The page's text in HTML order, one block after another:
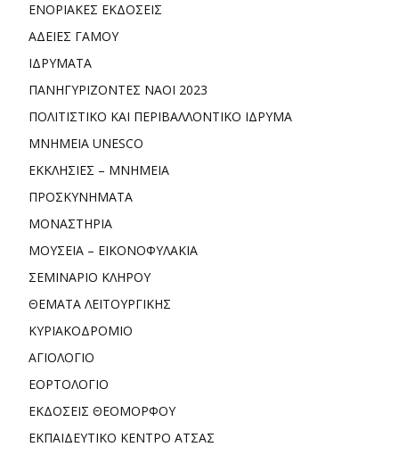
ΕΝΟΡΙΑΚΕΣ ΕΚΔΟΣΕΙΣ
ΑΔΕΙΕΣ ΓΑΜΟΥ
ΙΔΡΥΜΑΤΑ
ΠΑΝΗΓΥΡΙΖΟΝΤΕΣ ΝΑΟΙ 2023
ΠΟΛΙΤΙΣΤΙΚΟ ΚΑΙ ΠΕΡΙΒΑΛΛΟΝΤΙΚΟ ΙΔΡΥΜΑ
ΜΝΗΜΕΙΑ UNESCO
ΕΚΚΛΗΣΙΕΣ – ΜΝΗΜΕΙΑ
ΠΡΟΣΚΥΝΗΜΑΤΑ
ΜΟΝΑΣΤΗΡΙΑ
ΜΟΥΣΕΙΑ – ΕΙΚΟΝΟΦΥΛΑΚΙΑ
ΣΕΜΙΝΑΡΙΟ ΚΛΗΡΟΥ
ΘΕΜΑΤΑ ΛΕΙΤΟΥΡΓΙΚΗΣ
ΚΥΡΙΑΚΟΔΡΟΜΙΟ
ΑΓΙΟΛΟΓΙΟ
ΕΟΡΤΟΛΟΓΙΟ
ΕΚΔΟΣΕΙΣ ΘΕΟΜΟΡΦΟΥ
ΕΚΠΑΙΔΕΥΤΙΚΟ ΚΕΝΤΡΟ ΑΤΣΑΣ